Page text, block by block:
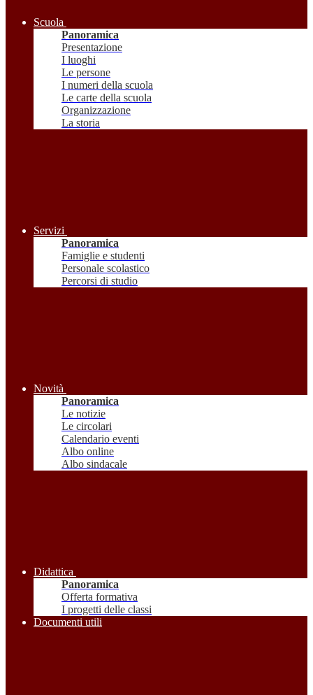
Scuola
Panoramica
Presentazione
I luoghi
Le persone
I numeri della scuola
Le carte della scuola
Organizzazione
La storia
Servizi
Panoramica
Famiglie e studenti
Personale scolastico
Percorsi di studio
Novità
Panoramica
Le notizie
Le circolari
Calendario eventi
Albo online
Albo sindacale
Didattica
Panoramica
Offerta formativa
I progetti delle classi
Documenti utili